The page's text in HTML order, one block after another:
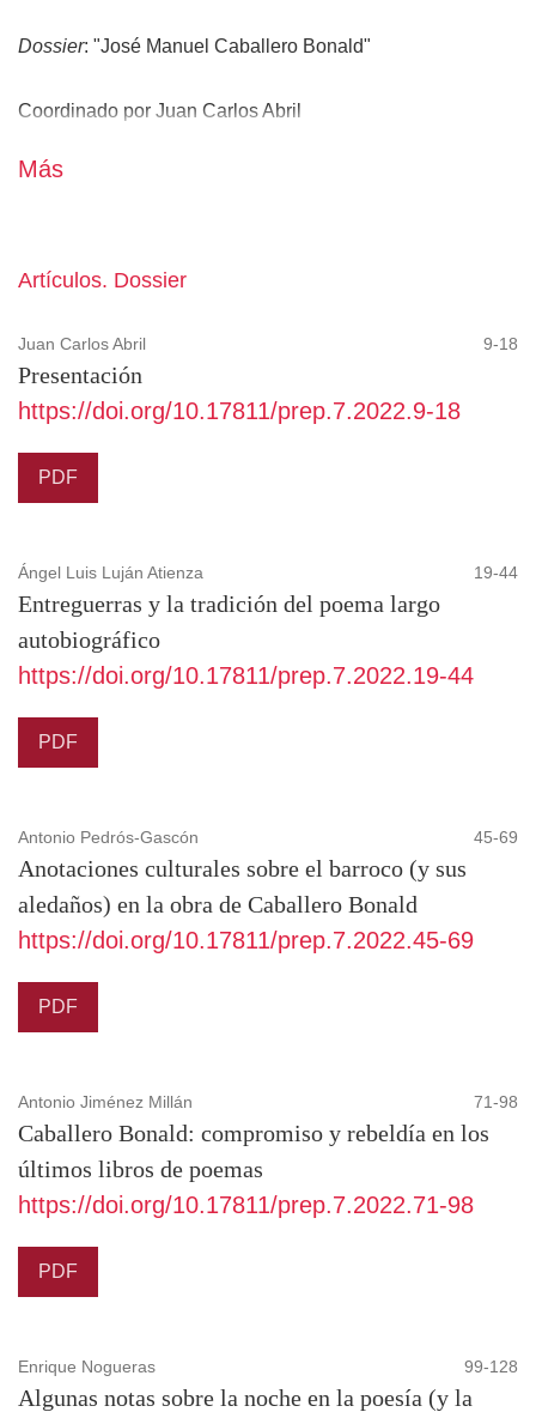
Dossier: "José Manuel Caballero Bonald"
Coordinado por Juan Carlos Abril
Más
Artículos. Dossier
Juan Carlos Abril 9-18
Presentación
https://doi.org/10.17811/prep.7.2022.9-18
PDF
Ángel Luis Luján Atienza 19-44
Entreguerras y la tradición del poema largo
autobiográfico
https://doi.org/10.17811/prep.7.2022.19-44
PDF
Antonio Pedrós-Gascón 45-69
Anotaciones culturales sobre el barroco (y sus
aledaños) en la obra de Caballero Bonald
https://doi.org/10.17811/prep.7.2022.45-69
PDF
Antonio Jiménez Millán 71-98
Caballero Bonald: compromiso y rebeldía en los
últimos libros de poemas
https://doi.org/10.17811/prep.7.2022.71-98
PDF
Enrique Nogueras 99-128
Algunas notas sobre la noche en la poesía (y la